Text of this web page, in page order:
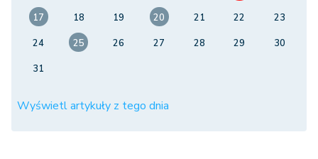
17
18 19 20 21 22
23
24
25 26 27 28 29
30
31
Wyświetl artykuły z tego dnia